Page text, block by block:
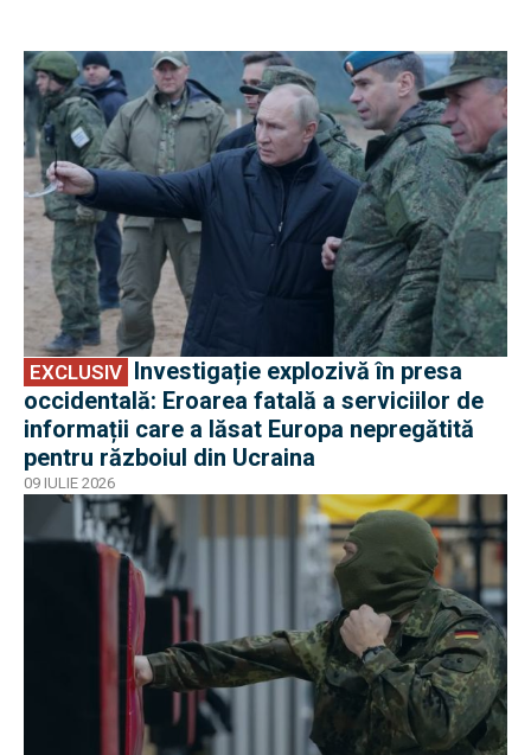
EXCLUSIV
EXCLUSIV
occidentală: Eroarea fatală a serviciilor de
informații care a lăsat Europa nepregătită
pentru războiul din Ucraina
09 IULIE 2026